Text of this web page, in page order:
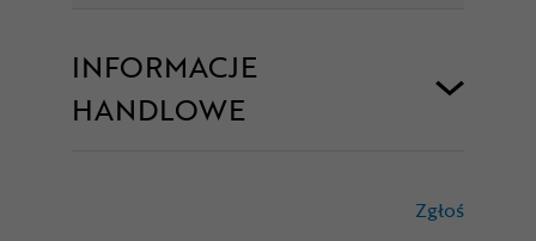
INFORMACJE
HANDLOWE
Zgłoś